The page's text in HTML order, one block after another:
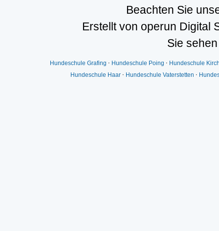
Beachten Sie
Erstellt von operun Digital
Sie
Hundeschule Grafing ⋅ Hundeschule Poing ⋅ Hundeschule
Hundeschule Haar ⋅ Hundeschule Vaterstetten ⋅